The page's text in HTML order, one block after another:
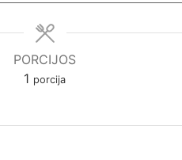
PORCIJOS
1 porcija